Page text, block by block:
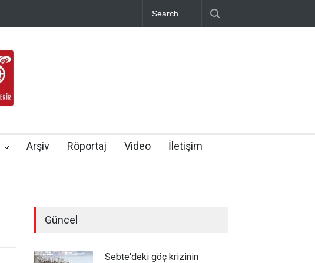
Arşiv Röportaj Video İletişim
Güncel
Sebte'deki göç krizinin